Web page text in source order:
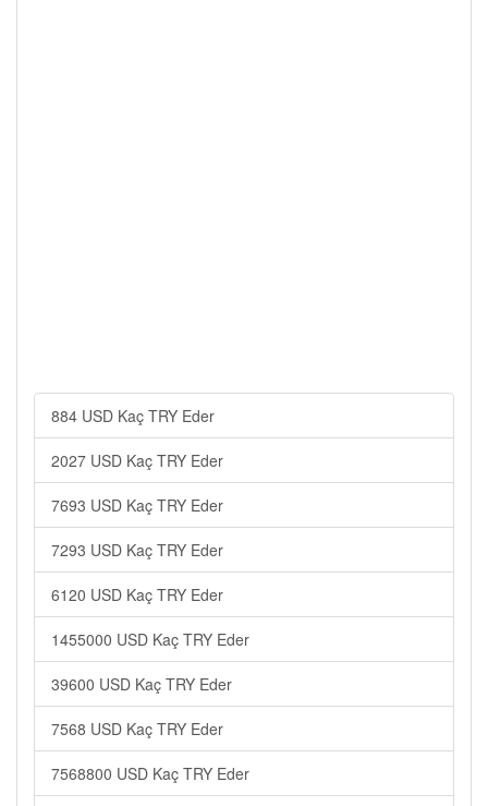
884 USD Kaç TRY Eder
2027 USD Kaç TRY Eder
7693 USD Kaç TRY Eder
7293 USD Kaç TRY Eder
6120 USD Kaç TRY Eder
1455000 USD Kaç TRY Eder
39600 USD Kaç TRY Eder
7568 USD Kaç TRY Eder
7568800 USD Kaç TRY Eder